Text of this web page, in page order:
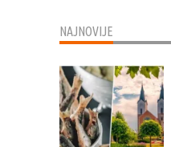
NAJNOVIJE